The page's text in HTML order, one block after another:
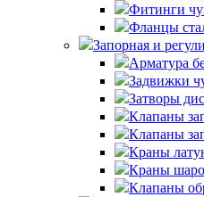
Фитинги
Фланцы
Запорная и
Арматура
Задвижки
Затворы
Клапаны
Клапаны
Краны
Краны
Клапаны